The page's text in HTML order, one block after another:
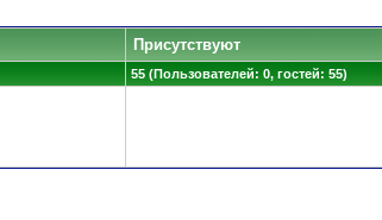
Присутствуют
55 (Пользователей: 0, гостей: 55)